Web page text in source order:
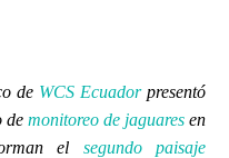
de WCS Ecuadorpresentó
de monitoreo de jaguares en
el segundo paisaje